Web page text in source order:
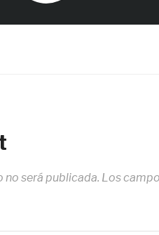
será publicada. Los